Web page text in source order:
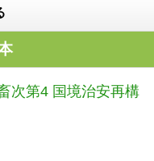
次第4 国境治安再構